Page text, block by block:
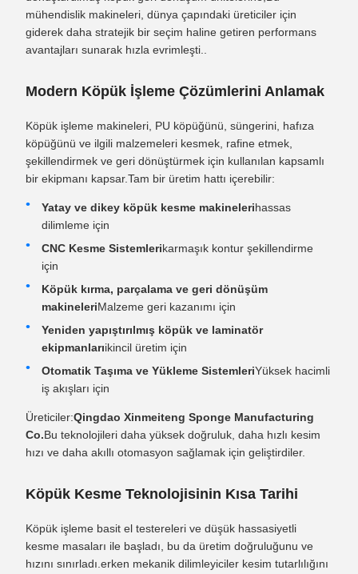
mühendislik makineleri, dünya çapındaki üreticiler için
giderek daha stratejik bir seçim haline getiren performans
avantajları sunarak hızla evrimleşti..
Modern Köpük İşleme Çözümlerini Anlamak
Köpük işleme makineleri, PU köpüğünü, süngerini, hafıza
köpüğünü ve ilgili malzemeleri kesmek, rafine etmek,
şekillendirmek ve geri dönüştürmek için kullanılan kapsamlı
bir ekipmanı kapsar.Tam bir üretim hattı içerebilir:
Yatay ve dikey köpük kesme makinelerihassas
dilimleme için
CNC Kesme Sistemlerikarmaşık kontur şekillendirme
için
Köpük kırma, parçalama ve geri dönüşüm
makineleriMalzeme geri kazanımı için
Yeniden yapıştırılmış köpük ve laminatör
ekipmanlarıikincil üretim için
Otomatik Taşıma ve Yükleme SistemleriYüksek hacimli
iş akışları için
Üreticiler:Qingdao Xinmeiteng Sponge Manufacturing
Co.Bu teknolojileri daha yüksek doğruluk, daha hızlı kesim
hızı ve daha akıllı otomasyon sağlamak için geliştirdiler.
Köpük Kesme Teknolojisinin Kısa Tarihi
Köpük işleme basit el testereleri ve düşük hassasiyetli
kesme masaları ile başladı, bu da üretim doğruluğunu ve
hızını sınırladı.erken mekanik dilimleyiciler kesim tutarlılığını